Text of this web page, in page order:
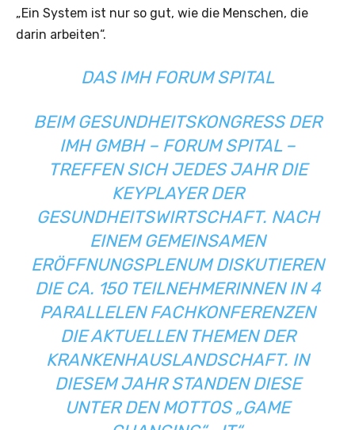
„Ein System ist nur so gut, wie die Menschen, die
darin arbeiten“.
DAS IMH FORUM SPITAL
BEIM GESUNDHEITSKONGRESS DER
IMH GMBH – FORUM SPITAL –
TREFFEN SICH JEDES JAHR DIE
KEYPLAYER DER
GESUNDHEITSWIRTSCHAFT. NACH
EINEM GEMEINSAMEN
ERÖFFNUNGSPLENUM DISKUTIEREN
DIE CA. 150 TEILNEHMERINNEN IN 4
PARALLELEN FACHKONFERENZEN
DIE AKTUELLEN THEMEN DER
KRANKENHAUSLANDSCHAFT. IN
DIESEM JAHR STANDEN DIESE
UNTER DEN MOTTOS „GAME